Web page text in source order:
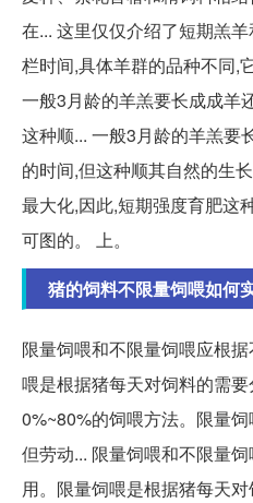
在... 这里仅仅介绍了短期羔
栏时间,具体羊群的品种不同,
一般3月龄的羊羔要长成成羊
这种顺... 一般3月龄的羊羔要
的时间,但这种顺其自然的生
最大化,因此,短期强度育肥这
可图的。 上。
猪的饲料不限量饲喂如何
限量饲喂和不限量饲喂应根
喂是根据猪每天对饲料的需
0%~80%的饲喂方法。限量
但劳动... 限量饲喂和不限量
用。限量饲喂是根据猪每天